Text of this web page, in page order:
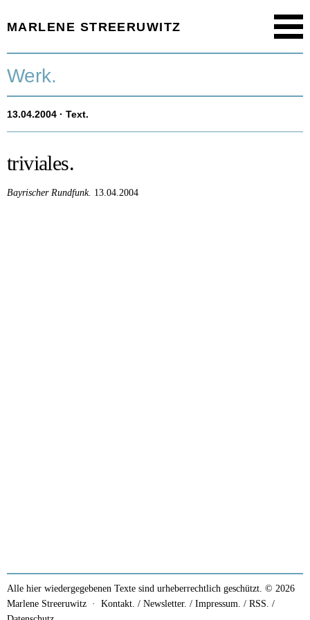
MARLENE STREERUWITZ
Timeline.
Texte.
Aktuell.
Werk.
13.04.2004 · Text.
triviales.
Bayrischer Rundfunk. 13.04.2004
Alle hier wiedergegebenen Texte sind urheberrechtlich geschützt. © 2026
Marlene Streeruwitz · Kontakt. / Newsletter. / Impressum. / RSS. /